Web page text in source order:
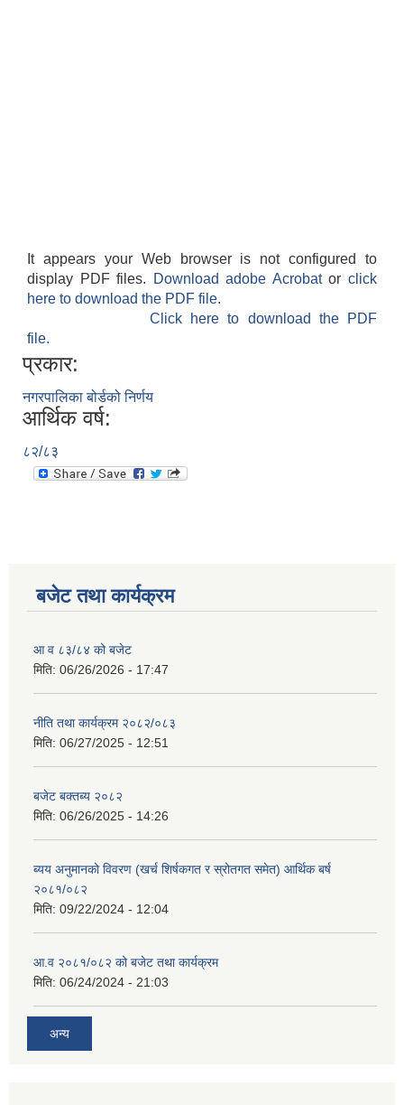
It appears your Web browser is not configured to
display PDF files.
Download adobe Acrobatorclick
here to download the PDF file.
Click here to download the PDF
file.
प्रकार:
नगरपालिका बोर्डको निर्णय
आर्थिक वर्ष:
८२/८३
बजेट तथा कार्यक्रम
आ व ८३/८४ को बजेट
मिति: 06/26/2026 - 17:47
नीति तथा कार्यक्रम २०८२/०८३
मिति: 06/27/2025 - 12:51
बजेट बक्तब्य २०८२
मिति: 06/26/2025 - 14:26
ब्यय अनुमानको विवरण (खर्च शिर्षकगत र स्रोतगत समेत) आर्थिक बर्ष
२०८१/०८२
मिति: 09/22/2024 - 12:04
आ.व २०८१/०८२ को बजेट तथा कार्यक्रम
मिति: 06/24/2024 - 21:03
अन्य